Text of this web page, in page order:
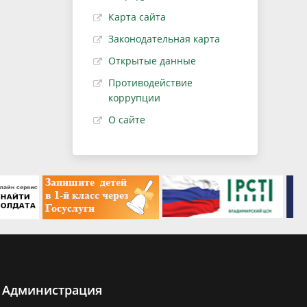
Карта сайта
Законодательная карта
Открытые данные
Противодействие
коррупции
О сайте
Администрация